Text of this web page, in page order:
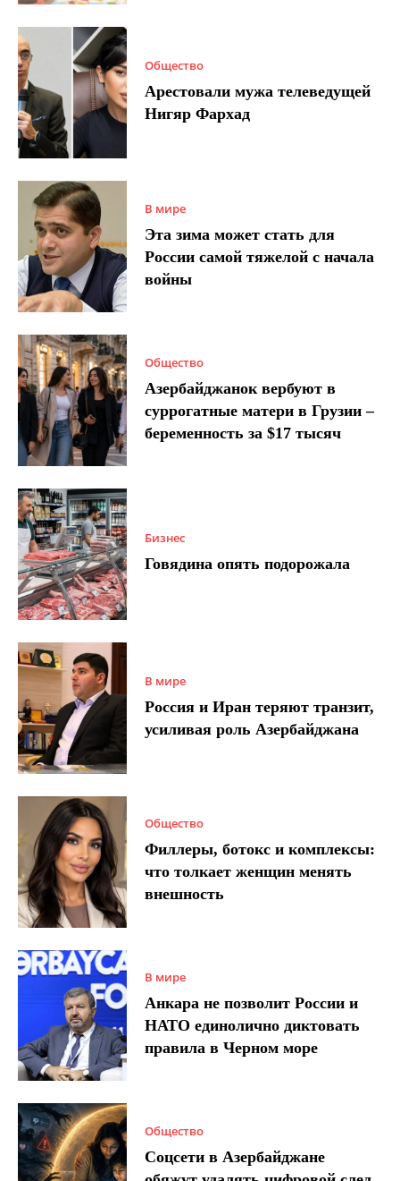
Общество
Арестовали мужа телеведущей
Нигяр Фархад
В мире
Эта зима может стать для
России самой тяжелой с начала
войны
Общество
Азербайджанок вербуют в
суррогатные матери в Грузии –
беременность за $17 тысяч
Бизнес
Говядина опять подорожала
В мире
Россия и Иран теряют транзит,
усиливая роль Азербайджана
Общество
Филлеры, ботокс и комплексы:
что толкает женщин менять
внешность
В мире
Анкара не позволит России и
НАТО единолично диктовать
правила в Черном море
Общество
Соцсети в Азербайджане